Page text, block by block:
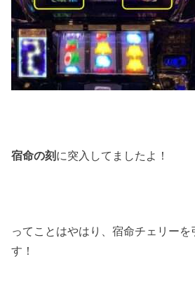
宿命の刻 に突入してましたよ！
ってことはやはり、宿命チェリー
す！